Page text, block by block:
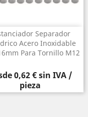
Separador
Acero Inoxidable
Para Tornillo M12
0,62 €sin IVA /
pieza